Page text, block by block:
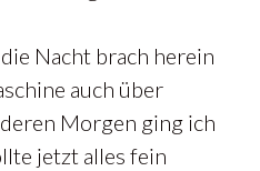
Nacht brach herein
auch über
Morgen ging ich
jetzt alles fein